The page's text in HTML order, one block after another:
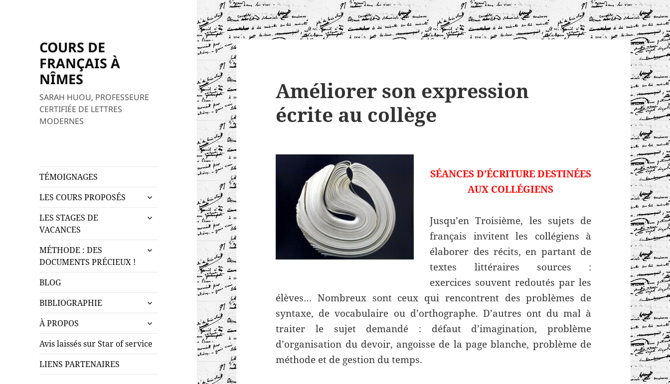
COURS DE
FRANÇAIS À
NÎMES
SARAH HUOU, PROFESSEURE
CERTIFIÉE DE LETTRES
MODERNES
TÉMOIGNAGES
LES COURS PROPOSÉS
ouvrir
le
sous-
LES STAGES DE
VACANCES
ouvrir
menu
MÉTHODE : DES
DOCUMENTS PRÉCIEUX !
ouvrir
BLOG
BIBLIOGRAPHIE
ouvrir
le
sous-
menu
À PROPOS
ouvrir
le
sous-
menu
Avis laissés sur Star of service
LIENS PARTENAIRES
Améliorer son expression
écrite au collège
SÉANCES D’ÉCRITURE DESTINÉES
AUX COLLÉGIENS
Jusqu’en Troisième, les sujets de
français invitent les collégiens à
élaborer des récits, en partant de
textes littéraires sources :
exercices souvent redoutés par les
élèves… Nombreux sont ceux qui rencontrent des problèmes de
syntaxe, de vocabulaire ou d’orthographe. D’autres ont du mal à
traiter le sujet demandé : défaut d’imagination, problème
d’organisation du devoir, angoisse de la page blanche, problème de
méthode et de gestion du temps.